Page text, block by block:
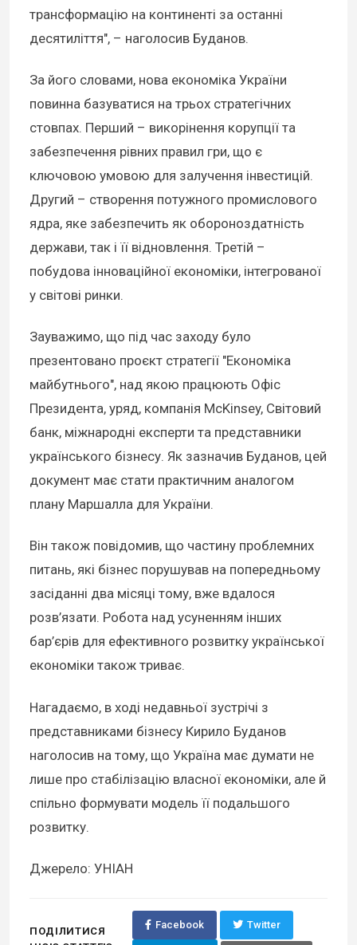
трансформацію на континенті за останні
десятиліття", – наголосив Буданов.
За його словами, нова економіка України
повинна базуватися на трьох стратегічних
стовпах. Перший – викорінення корупції та
забезпечення рівних правил гри, що є
ключовою умовою для залучення інвестицій.
Другий – створення потужного промислового
ядра, яке забезпечить як обороноздатність
держави, так і її відновлення. Третій –
побудова інноваційної економіки, інтегрованої
у світові ринки.
Зауважимо, що під час заходу було
презентовано проєкт стратегії "Економіка
майбутнього", над якою працюють Офіс
Президента, уряд, компанія McKinsey, Світовий
банк, міжнародні експерти та представники
українського бізнесу. Як зазначив Буданов, цей
документ має стати практичним аналогом
плану Маршалла для України.
Він також повідомив, що частину проблемних
питань, які бізнес порушував на попередньому
засіданні два місяці тому, вже вдалося
розв’язати. Робота над усуненням інших
бар’єрів для ефективного розвитку української
економіки також триває.
Нагадаємо, в ході недавньої зустрічі з
представниками бізнесу Кирило Буданов
наголосив на тому, що Україна має думати не
лише про стабілізацію власної економіки, але й
спільно формувати модель її подальшого
розвитку.
Джерело: УНІАН
ПОДІЛИТИСЯ
Facebook Twitter